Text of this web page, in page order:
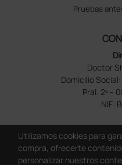
Pruebas
Doctor
Domicilio
Pral. 2ª –
NIF:
Utilizamos cookies para
compra, ofrecerte
personalizar nuestros